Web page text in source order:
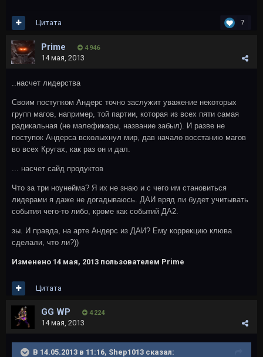
7
Цитата
Primе 4 946
14 мая, 2013
..насчет лидерства
Своим поступком Андерс точно заслужит уважение некоторых
групп магов, например, той партии, которая из всех пяти самая
радикальная (не малефикары, название забыл). И разве не
поступок Андерса всколыхнул мир, дав начало восстанию магов
во всех Кругах, как раз он и дал.
... насчет сайд продуктов
Что за три ноунейма? Я их не знаю и с чего им становиться
лидерами я даже не догадываюсь. ДАИ вряд ли будет учитывать
события чего-то либо, кроме как событий ДА2.
зы. И правда, на арте Андерс из ДАИ? Ему коррекцию клюва
сделали, что ли?))
Изменено 14 мая, 2013 пользователем Primе
Цитата
GG WP 4 224
14 мая, 2013
В 14.05.2013 в 11:16, Shep1013 сказал: